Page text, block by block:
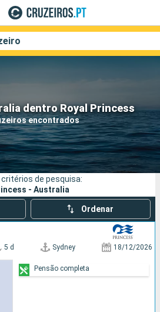
dentro Royal Princess
encontrados
Companhias
Pesquisar
de pesquisa:
- Australia
Ordenar
5 d Sydney 18/12/2026
Pensão completa